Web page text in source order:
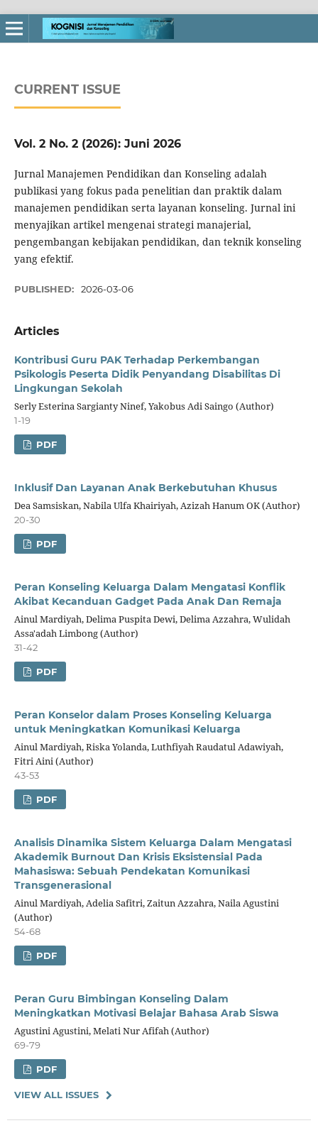
CURRENT ISSUE
Vol. 2 No. 2 (2026): Juni 2026
Jurnal Manajemen Pendidikan dan Konseling adalah
publikasi yang fokus pada penelitian dan praktik dalam
manajemen pendidikan serta layanan konseling. Jurnal ini
menyajikan artikel mengenai strategi manajerial,
pengembangan kebijakan pendidikan, dan teknik konseling
yang efektif.
PUBLISHED: 2026-03-06
Articles
Kontribusi Guru PAK Terhadap Perkembangan
Psikologis Peserta Didik Penyandang Disabilitas Di
Lingkungan Sekolah
Serly Esterina Sargianty Ninef, Yakobus Adi Saingo (Author)
1-19
PDF
Inklusif Dan Layanan Anak Berkebutuhan Khusus
Dea Samsiskan, Nabila Ulfa Khairiyah, Azizah Hanum OK (Author)
20-30
PDF
Peran Konseling Keluarga Dalam Mengatasi Konflik
Akibat Kecanduan Gadget Pada Anak Dan Remaja
Ainul Mardiyah, Delima Puspita Dewi, Delima Azzahra, Wulidah
Assa'adah Limbong (Author)
31-42
PDF
Peran Konselor dalam Proses Konseling Keluarga
untuk Meningkatkan Komunikasi Keluarga
Ainul Mardiyah, Riska Yolanda, Luthfiyah Raudatul Adawiyah,
Fitri Aini (Author)
43-53
PDF
Analisis Dinamika Sistem Keluarga Dalam Mengatasi
Akademik Burnout Dan Krisis Eksistensial Pada
Mahasiswa: Sebuah Pendekatan Komunikasi
Transgenerasional
Ainul Mardiyah, Adelia Safitri, Zaitun Azzahra, Naila Agustini
(Author)
54-68
PDF
Peran Guru Bimbingan Konseling Dalam
Meningkatkan Motivasi Belajar Bahasa Arab Siswa
Agustini Agustini, Melati Nur Afifah (Author)
69-79
PDF
VIEW ALL ISSUES